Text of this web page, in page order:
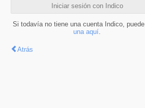
Iniciar sesión con Indico
Si todavía no tiene una cuenta Indico, puede
una aquí
Atrás